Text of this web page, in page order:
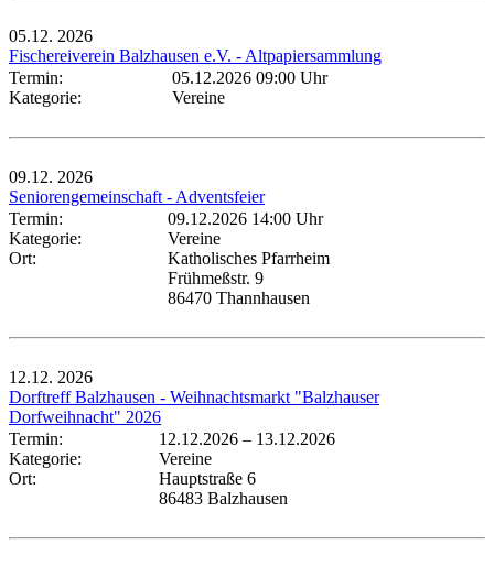
05.12. 2026
Fischereiverein Balzhausen e.V. - Altpapiersammlung
Termin:
05.12.2026 09:00 Uhr
Kategorie:
Vereine
09.12. 2026
Seniorengemeinschaft - Adventsfeier
Termin:
09.12.2026 14:00 Uhr
Kategorie:
Vereine
Ort:
Katholisches Pfarrheim
Frühmeßstr. 9
86470 Thannhausen
12.12. 2026
Dorftreff Balzhausen - Weihnachtsmarkt "Balzhauser
Dorfweihnacht" 2026
Termin:
12.12.2026 – 13.12.2026
Kategorie:
Vereine
Ort:
Hauptstraße 6
86483 Balzhausen